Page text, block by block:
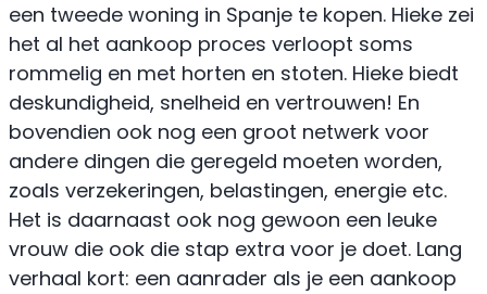
een tweede woning in Spanje te kopen. Hieke zei
het al het aankoop proces verloopt soms
rommelig en met horten en stoten. Hieke biedt
deskundigheid, snelheid en vertrouwen! En
bovendien ook nog een groot netwerk voor
andere dingen die geregeld moeten worden,
zoals verzekeringen, belastingen, energie etc.
Het is daarnaast ook nog gewoon een leuke
vrouw die ook die stap extra voor je doet. Lang
verhaal kort: een aanrader als je een aankoop